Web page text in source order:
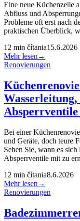
Eine neue Küchenzeile
Abfluss und
Probleme oft erst nach
praktischen Überblick,
12 min čítania15.6.2026
Mehr lesen →
Renovierungen
Bei einer
und Geräte, doch teure
Sehen Sie, wann es
Absperrventile mit zu
12 min čítania8.6.2026
Mehr lesen →
Renovierungen